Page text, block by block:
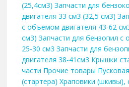
(25,4см3) Запчасти для
двигателя 33 см3 (32,5 см3)
с объемом двигателя 43-62
см3) Запчасти для бензопил с
25-30 см3 Запчасти для
двигателя 38-41см3 Крышки
части Прочие товары
(стартера) Храповики (шкивы),